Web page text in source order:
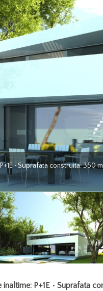
• Suprafata construita: 350
P+1E • Suprafata